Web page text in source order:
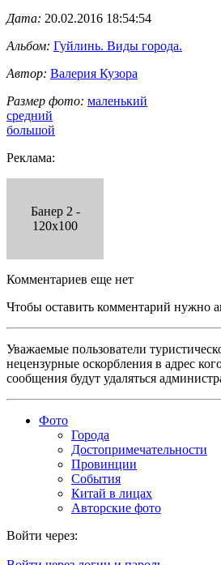
Дата: 20.02.2016 18:54:54
Альбом: Гуйлинь. Виды города.
Автор: Валерия Кузора
Размер фото: маленький
средний
большой
Реклама:
Банер 2 -
120x100
Комментариев еще нет
Чтобы оставить комментарий нужно
Уважаемые пользователи
нецензурные оскорбления в адрес
сообщения будут удаляться
Фото
Города
Достопримечательности
Провинции
События
Китай в лицах
Авторские фото
Войти через: